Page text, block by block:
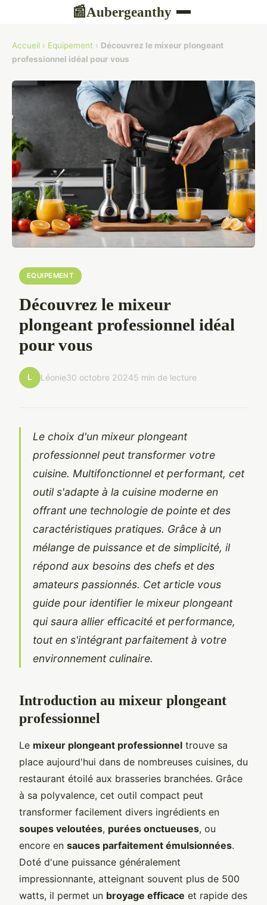
📰Aubergeanthy
Accueil › Equipement › Découvrez le mixeur plongeant
professionnel idéal pour vous
EQUIPEMENT
Découvrez le mixeur
plongeant professionnel idéal
pour vous
L Léonie30 octobre 20245 min de lecture
Le choix d'un mixeur plongeant
professionnel peut transformer votre
cuisine. Multifonctionnel et performant, cet
outil s'adapte à la cuisine moderne en
offrant une technologie de pointe et des
caractéristiques pratiques. Grâce à un
mélange de puissance et de simplicité, il
répond aux besoins des chefs et des
amateurs passionnés. Cet article vous
guide pour identifier le mixeur plongeant
qui saura allier efficacité et performance,
tout en s'intégrant parfaitement à votre
environnement culinaire.
Introduction au mixeur plongeant
professionnel
Le mixeur plongeant professionnel trouve sa
place aujourd'hui dans de nombreuses cuisines, du
restaurant étoilé aux brasseries branchées. Grâce
à sa polyvalence, cet outil compact peut
transformer facilement divers ingrédients en
soupes veloutées, purées onctueuses, ou
encore en sauces parfaitement émulsionnées.
Doté d'une puissance généralement
impressionnante, atteignant souvent plus de 500
watts, il permet un broyage efficace et rapide des